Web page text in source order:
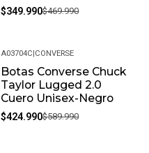
$349.990$469.990
-28%
A03704C|CONVERSE
Botas Converse Chuck
Taylor Lugged 2.0
Cuero Unisex-Negro
$424.990$589.990